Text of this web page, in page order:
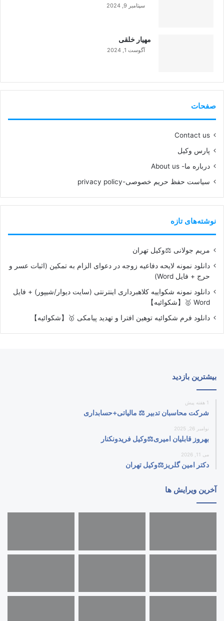
سپتامبر 9, 2024
مهیار خلقی
آگوست 1, 2024
صفحات
Contact us
پارس وکیل
درباره ما- About us
سیاست حفظ حریم خصوصی-privacy policy
نوشته‌های تازه
مریم جولانی ⚖️وکیل تهران
دانلود نمونه لایحه دفاعیه زوجه در دعوای الزام به تمکین (اثبات عسر و
حرج + فایل Word)
دانلود نمونه شکواییه کلاهبرداری اینترنتی (سایت دیوار/شیپور) + فایل
Word 🥇【شکوائیه】
دانلود فرم شکوائیه توهین افترا و تهدید پیامکی 🥇【شکوائیه】
بیشترین بازدید
1 هفته پیش
شرکت محاسبان تدبیر ⚖️ مالیاتی+حسابداری
نوامبر 26, 2025
بهروز قابلیان امیری⚖️وکیل فریدونکنار
می 11, 2026
دکتر امین گلریز⚖️وکیل تهران
آخرین ویرایش ها